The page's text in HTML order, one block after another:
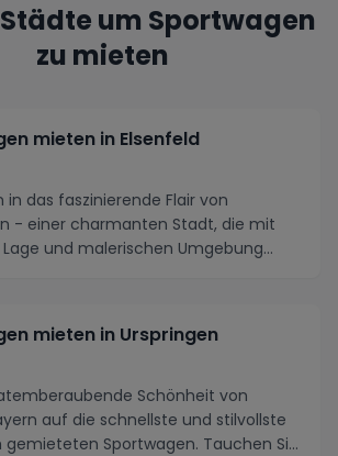
um Sportwagen
zu mieten
mieten in Elsenfeld
in das faszinierende Flair von
- einer charmanten Stadt, die mit
und malerischen Umgebung
mieten in Urspringen
Schönheit von
auf die schnellste und stilvollste
Sportwagen. Tauchen Si...